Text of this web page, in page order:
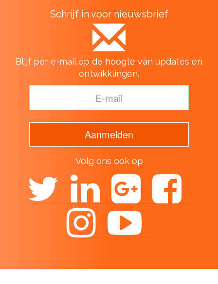
Schrijf in voor nieuwsbrief
Blijf per e-mail op de hoogte van updates en
ontwikklingen.
Volg ons ook op